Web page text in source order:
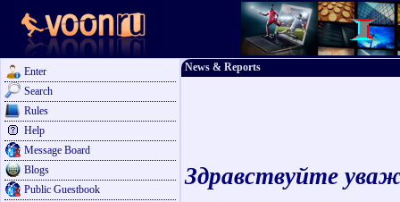
Enter
Search
Rules
Help
Message Board
Blogs
Public Guestbook
News & Reports
Здравствуйте